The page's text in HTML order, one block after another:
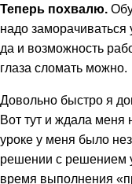
Теперь похвалю.
надо заморачиваться
да и возможность
глаза сломать можно.
Довольно быстро я
Вот тут и ждала меня
уроке у меня было
решении с решением
время выполнения